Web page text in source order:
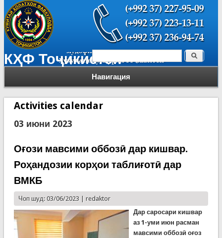
КҲФ Тоҷикистон
Навигация
Форма поиска Поиск
Activities calendar
03 июни 2023
Оғози мавсими оббозӣ дар кишвар.
Роҳандозии корҳои таблиғотӣ дар
ВМКБ
Чоп шуд: 03/06/2023 | redaktor
Дар саросари кишвар
аз 1-уми июн расман
мавсими оббозӣ оғоз